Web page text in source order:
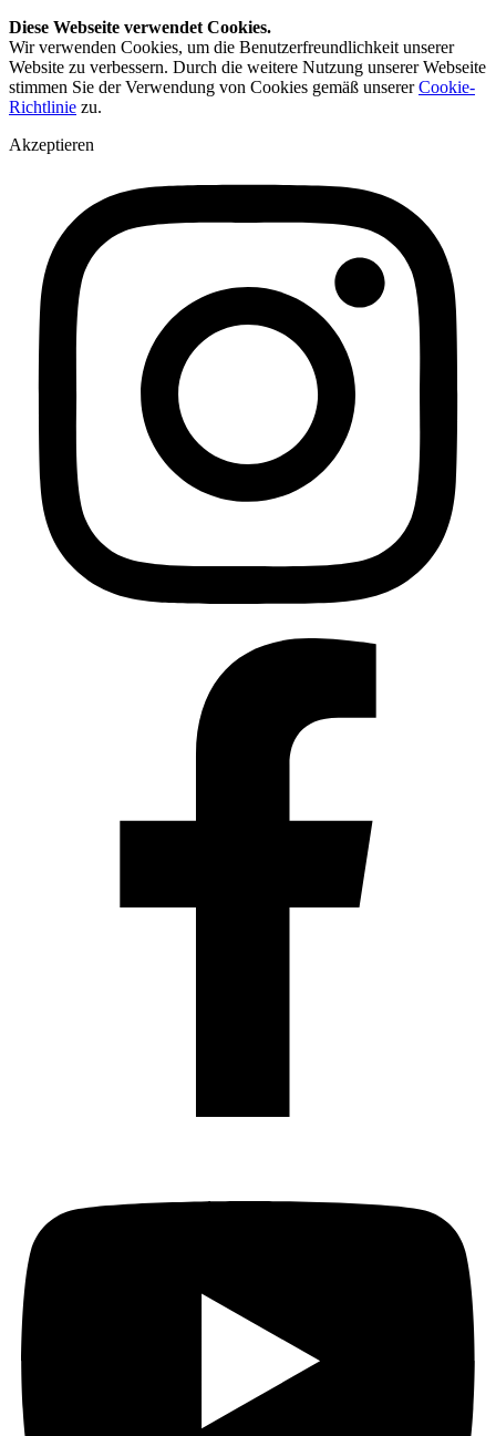
Diese Webseite verwendet Cookies.
Wir verwenden Cookies, um die Benutzerfreundlichkeit unserer
Website zu verbessern. Durch die weitere Nutzung unserer Webseite
stimmen Sie der Verwendung von Cookies gemäß unsererCookie-
Richtlinie zu.
Akzeptieren